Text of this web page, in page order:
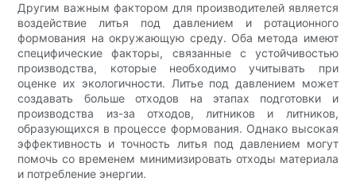
Другим важным фактором для производителей является
воздействие литья под давлением и ротационного
формования на окружающую среду. Оба метода имеют
специфические факторы, связанные с устойчивостью
производства, которые необходимо учитывать при
оценке их экологичности. Литье под давлением может
создавать больше отходов на этапах подготовки и
производства из-за отходов, литников и литников,
образующихся в процессе формования. Однако высокая
эффективность и точность литья под давлением могут
помочь со временем минимизировать отходы материала
и потребление энергии.